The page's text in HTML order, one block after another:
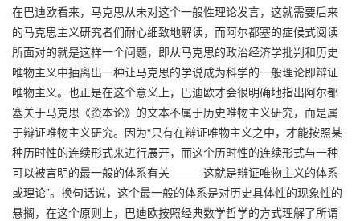
在巴迪欧看来，马克思从未对这个一般性理论发言，这就需要后来
的马克思主义研究者们耐心细致地解读，而阿尔都塞的症候式阅读
所面对的就是这样一个问题，即从马克思的政治经济学批判和历史
唯物主义中抽离出一种让马克思的学说成为科学的一般理论即辩证
唯物主义。也正是在这个意义上，巴迪欧才会很明确地指出阿尔都
塞关于马克思《资本论》的文本不属于历史唯物主义研究，而是属
于辩证唯物主义研究。因为“只有在辩证唯物主义之中，才能按照某
种历时性的连续形式来进行展开，而这个历时性的连续形式与一种
可以被言明的最一般的体系有关———这就是辩证唯物主义的体系
或理论”。换句话说，这个最一般的体系是对历史具体性的现象性的
悬搁，在这个原则上，巴迪欧按照经典数学哲学的方式理解了所谓